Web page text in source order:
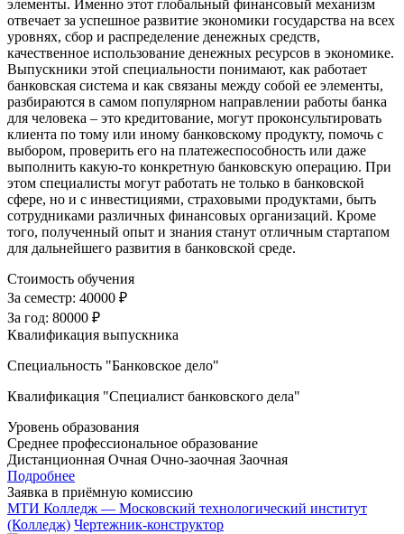
элементы. Именно этот глобальный финансовый механизм
отвечает за успешное развитие экономики государства на всех
уровнях, сбор и распределение денежных средств,
качественное использование денежных ресурсов в экономике.
Выпускники этой специальности понимают, как работает
банковская система и как связаны между собой ее элементы,
разбираются в самом популярном направлении работы банка
для человека – это кредитование, могут проконсультировать
клиента по тому или иному банковскому продукту, помочь с
выбором, проверить его на платежеспособность или даже
выполнить какую-то конкретную банковскую операцию. При
этом специалисты могут работать не только в банковской
сфере, но и с инвестициями, страховыми продуктами, быть
сотрудниками различных финансовых организаций. Кроме
того, полученный опыт и знания станут отличным стартапом
для дальнейшего развития в банковской среде.
Стоимость обучения
За семестр: 40000 ₽
За год: 80000 ₽
Квалификация выпускника
Специальность "Банковское дело"
Квалификация "Специалист банковского дела"
Уровень образования
Среднее профессиональное образование
Дистанционная Очная Очно-заочная Заочная
Подробнее
Заявка в приёмную комиссию
МТИ Колледж — Московский технологический институт
(Колледж) Чертежник-конструктор